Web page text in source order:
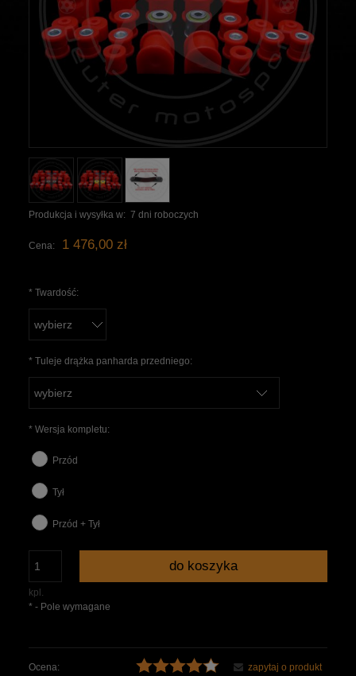
Produkcja i wysyłka w: 7 dni roboczych
Cena: 1 476,00 zł
* Twardość:
* Tuleje drążka panharda przedniego:
* Wersja kompletu:
Przód
Tył
Przód + Tył
kpl.
do koszyka
* - Pole wymagane
Ocena:
zapytaj o produkt